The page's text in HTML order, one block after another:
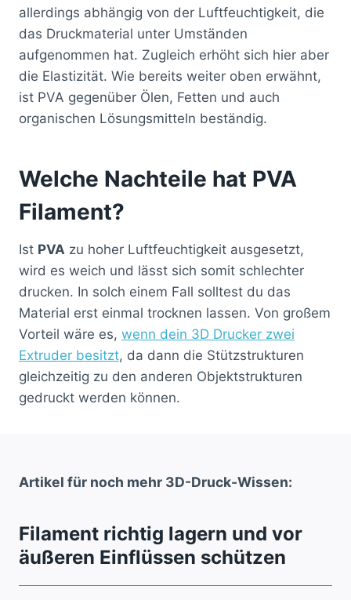
allerdings abhängig von der Luftfeuchtigkeit, die
das Druckmaterial unter Umständen
aufgenommen hat. Zugleich erhöht sich hier aber
die Elastizität. Wie bereits weiter oben erwähnt,
ist PVA gegenüber Ölen, Fetten und auch
organischen Lösungsmitteln beständig.
Welche Nachteile hat PVA
Filament?
Ist PVA zu hoher Luftfeuchtigkeit ausgesetzt,
wird es weich und lässt sich somit schlechter
drucken. In solch einem Fall solltest du das
Material erst einmal trocknen lassen. Von großem
Vorteil wäre es, wenn dein 3D Drucker zwei
Extruder besitzt, da dann die Stützstrukturen
gleichzeitig zu den anderen Objektstrukturen
gedruckt werden können.
Artikel für noch mehr 3D-Druck-Wissen:
Filament richtig lagern und vor
äußeren Einflüssen schützen